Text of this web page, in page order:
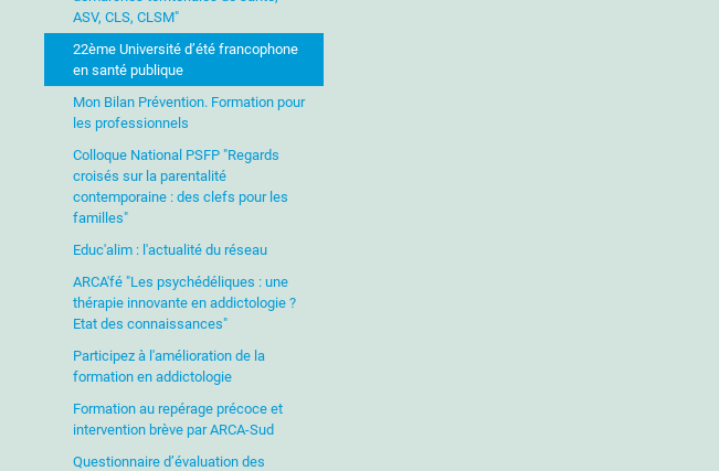
ASV, CLS, CLSM"
22ème Université d’été francophone
en santé publique
Mon Bilan Prévention. Formation pour
les professionnels
Colloque National PSFP "Regards
croisés sur la parentalité
contemporaine : des clefs pour les
familles"
Educ'alim : l'actualité du réseau
ARCA'fé "Les psychédéliques : une
thérapie innovante en addictologie ?
Etat des connaissances"
Participez à l'amélioration de la
formation en addictologie
Formation au repérage précoce et
intervention brève par ARCA-Sud
Questionnaire d’évaluation des